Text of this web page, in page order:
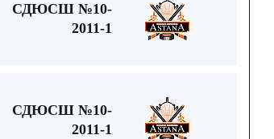
СДЮСШ №10-
2011-1
СДЮСШ №10-
2011-1